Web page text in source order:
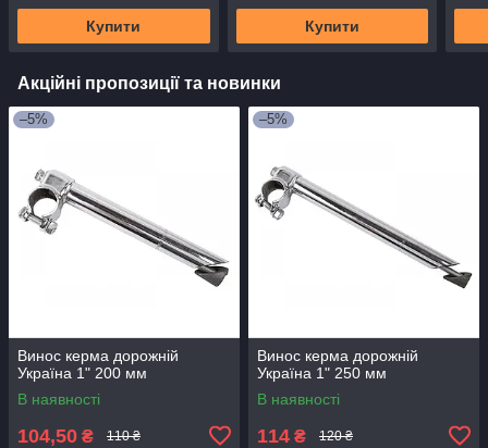
Купити Купити
Акційні пропозиції та новинки
–5%
Винос керма дорожній
Україна 1" 200 мм
В наявності
104,50 ₴ 110 ₴
–5%
Винос керма дорожній
Україна 1" 250 мм
В наявності
114 ₴ 120 ₴